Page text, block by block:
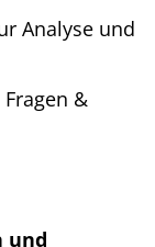
Analyse und
Fragen &
und